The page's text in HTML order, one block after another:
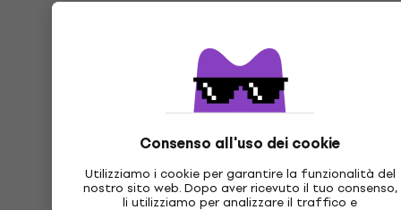
Consenso all'uso dei cookie
Utilizziamo i cookie per garantire la funzionalità del
nostro sito web. Dopo aver ricevuto il tuo consenso,
li utilizziamo per analizzare il traffico e